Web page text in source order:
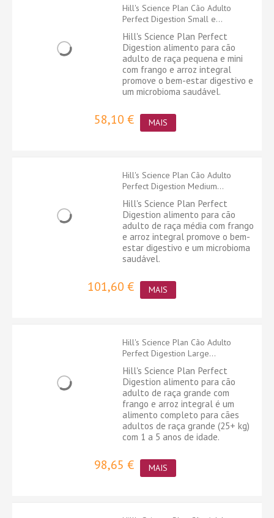
Hill's Science Plan Cão Adulto
Perfect Digestion Small e...
Hill's Science Plan Perfect
Digestion alimento para cão
adulto de raça pequena e mini
com frango e arroz integral
promove o bem-estar digestivo e
um microbioma saudável.
58,10 € MAIS
Hill's Science Plan Cão Adulto
Perfect Digestion Medium...
Hill's Science Plan Perfect
Digestion alimento para cão
adulto de raça média com frango
e arroz integral promove o bem-
estar digestivo e um microbioma
saudável.
101,60 € MAIS
Hill's Science Plan Cão Adulto
Perfect Digestion Large...
Hill's Science Plan Perfect
Digestion alimento para cão
adulto de raça grande com
frango e arroz integral é um
alimento completo para cães
adultos de raça grande (25+ kg)
com 1 a 5 anos de idade.
98,65 € MAIS